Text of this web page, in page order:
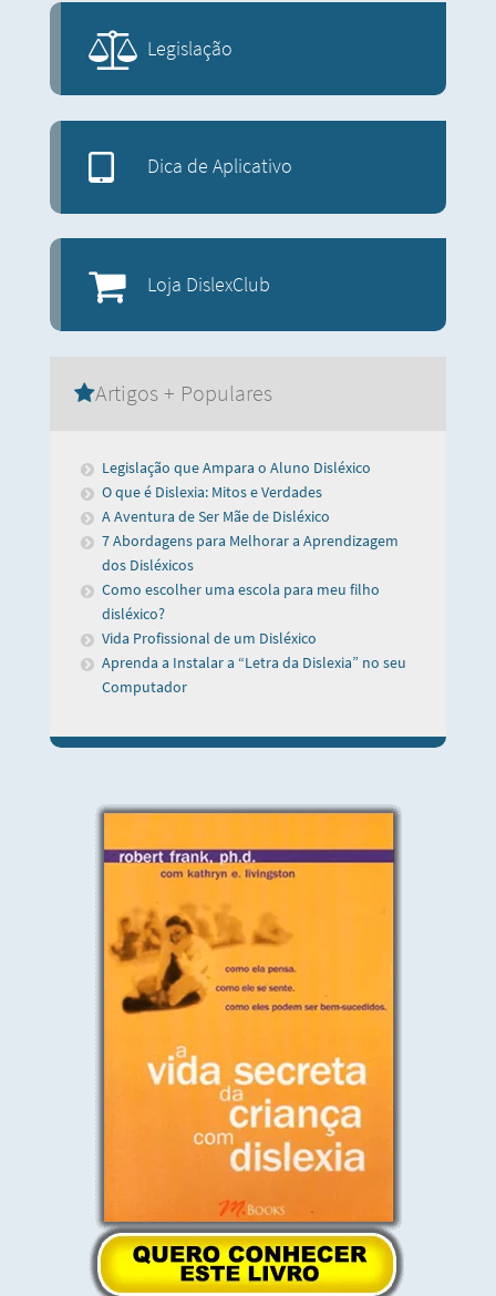
Legislação
Dica de Aplicativo
Loja DislexClub
Artigos + Populares
Legislação que Ampara o Aluno Disléxico
O que é Dislexia: Mitos e Verdades
A Aventura de Ser Mãe de Disléxico
7 Abordagens para Melhorar a Aprendizagem
dos Disléxicos
Como escolher uma escola para meu filho
disléxico?
Vida Profissional de um Disléxico
Aprenda a Instalar a “Letra da Dislexia” no seu
Computador